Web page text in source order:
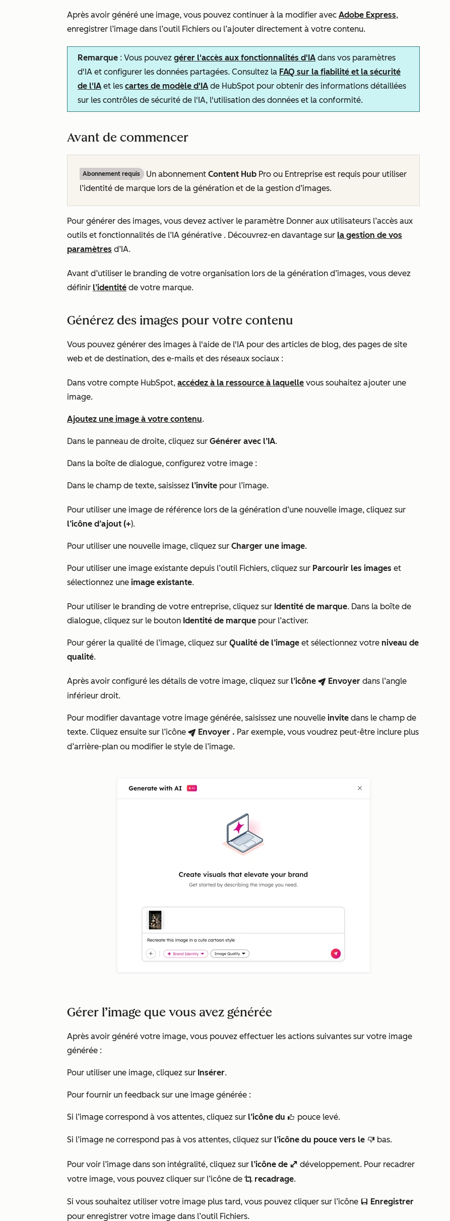
Après avoir généré une image, vous pouvez continuer à la modifier avec Adobe Express,
enregistrer l’image dans l’outil Fichiers ou l’ajouter directement à votre contenu.
Remarque : Vous pouvez gérer l'accès aux fonctionnalités d'IA dans vos paramètres
d'IA et configurer les données partagées. Consultez la FAQ sur la fiabilité et la sécurité
de l'IA et les cartes de modèle d'IA de HubSpot pour obtenir des informations détaillées
sur les contrôles de sécurité de l'IA, l'utilisation des données et la conformité.
Avant de commencer
Abonnement requis Un abonnement Content Hub Pro ou Entreprise est requis pour utiliser
l’identité de marque lors de la génération et de la gestion d’images.
Pour générer des images, vous devez activer le paramètre Donner aux utilisateurs l’accès aux
outils et fonctionnalités de l’IA générative . Découvrez-en davantage sur la gestion de vos
paramètres d’IA.
Avant d’utiliser le branding de votre organisation lors de la génération d’images, vous devez
définir l’identité de votre marque.
Générez des images pour votre contenu
Vous pouvez générer des images à l'aide de l'IA pour des articles de blog, des pages de site
web et de destination, des e-mails et des réseaux sociaux :
Dans votre compte HubSpot, accédez à la ressource à laquelle vous souhaitez ajouter une
image.
Ajoutez une image à votre contenu.
Dans le panneau de droite, cliquez sur Générer avec l’IA.
Dans la boîte de dialogue, configurez votre image :
Dans le champ de texte, saisissez l’invite pour l’image.
Pour utiliser une image de référence lors de la génération d’une nouvelle image, cliquez sur
l’icône d’ajout (+).
Pour utiliser une nouvelle image, cliquez sur Charger une image.
Pour utiliser une image existante depuis l’outil Fichiers, cliquez sur Parcourir les images et
sélectionnez une image existante.
Pour utiliser le branding de votre entreprise, cliquez sur Identité de marque. Dans la boîte de
dialogue, cliquez sur le bouton Identité de marque pour l’activer.
Pour gérer la qualité de l’image, cliquez sur Qualité de l’image et sélectionnez votre niveau de
qualité.
Après avoir configuré les détails de votre image, cliquez sur l’icône breezeSendIcon Envoyer dans l’angle
inférieur droit.
Pour modifier davantage votre image générée, saisissez une nouvelle invite dans le champ de
texte. Cliquez ensuite sur l’icône breezeSendIcon Envoyer . Par exemple, vous voudrez peut-être inclure plus
d’arrière-plan ou modifier le style de l’image.
Gérer l’image que vous avez générée
Après avoir généré votre image, vous pouvez effectuer les actions suivantes sur votre image
générée :
Pour utiliser une image, cliquez sur Insérer.
Pour fournir un feedback sur une image générée :
Si l’image correspond à vos attentes, cliquez sur l’icône du thumbsUpIcon pouce levé.
Si l’image ne correspond pas à vos attentes, cliquez sur l’icône du pouce vers le thumbsDownIcon bas.
Pour voir l’image dans son intégralité, cliquez sur l’icône de enlarge développement. Pour recadrer
votre image, vous pouvez cliquer sur l’icône de cropIcon recadrage.
Si vous souhaitez utiliser votre image plus tard, vous pouvez cliquer sur l’icône saveEditableViewIcon Enregistrer
pour enregistrer votre image dans l’outil Fichiers.